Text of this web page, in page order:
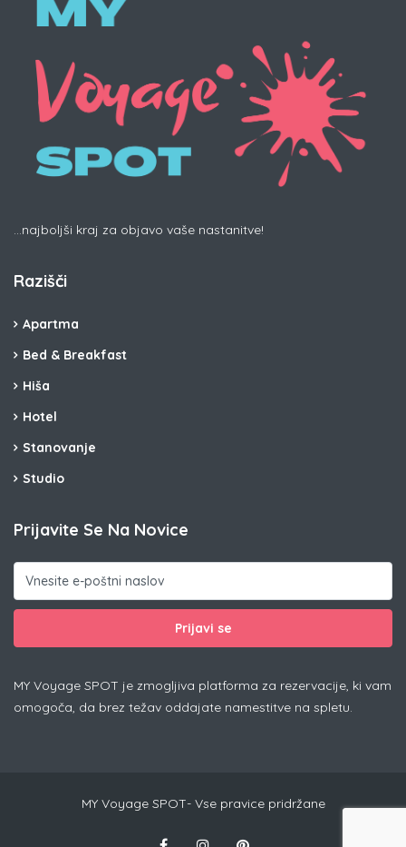
...najboljši kraj za objavo vaše nastanitve!
Razišči
Apartma
Bed & Breakfast
Hiša
Hotel
Stanovanje
Studio
Prijavite Se Na Novice
Prijavi se
MY Voyage SPOT je zmogljiva platforma za rezervacije, ki vam
omogoča, da brez težav oddajate namestitve na spletu.
MY Voyage SPOT- Vse pravice pridržane